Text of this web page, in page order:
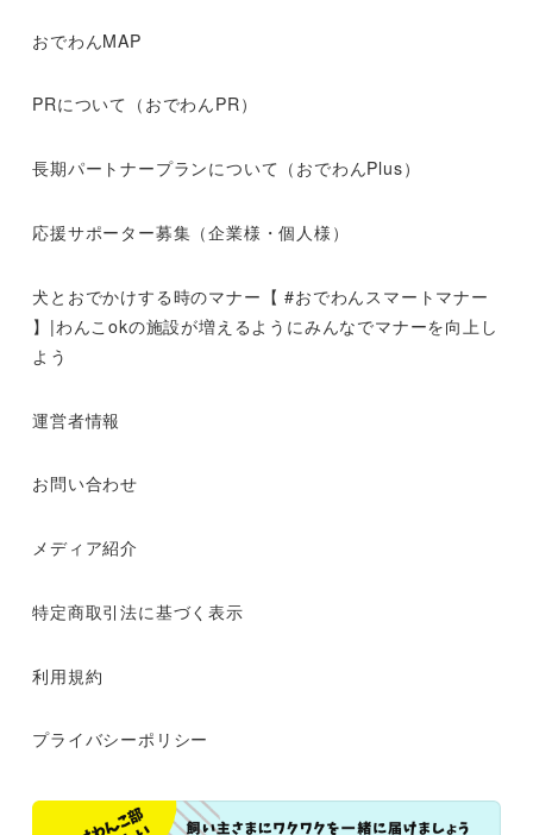
おでわんMAP
PRについて（おでわんPR）
長期パートナープランについて（おでわんPlus）
応援サポーター募集（企業様・個人様）
犬とおでかけする時のマナー【 #おでわんスマートマナー
】|わんこokの施設が増えるようにみんなでマナーを向上し
よう
運営者情報
お問い合わせ
メディア紹介
特定商取引法に基づく表示
利用規約
プライバシーポリシー